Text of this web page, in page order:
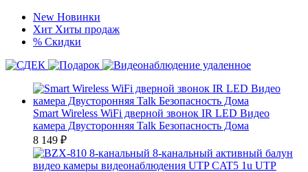
New Новинки
Хит Хиты продаж
% Скидки
Smart Wireless WiFi дверной звонок IR LED Видео
камера Двусторонняя Talk Безопасность Дома
8 149 ₽